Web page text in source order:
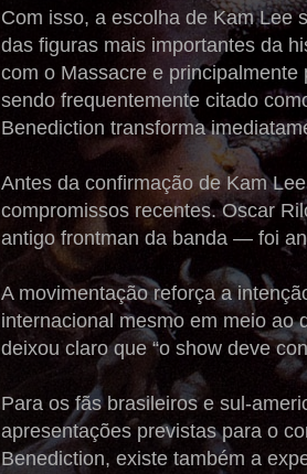
Com isso, a escolha de Kam Lee
das figuras mais importantes da
com o Massacre e
sendo frequentemente citado
Benediction transforma
Antes da confirmação de Kam
compromissos recentes. Oscar
antigo frontman da banda — foi
A movimentação reforça a
internacional mesmo em meio ao
deixou claro que “o show deve
Para os fãs brasileiros e sul-
apresentações previstas para o
Benediction, existe também a